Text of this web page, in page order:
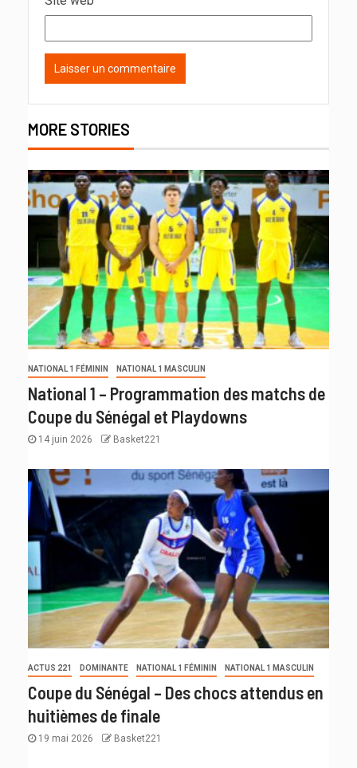
MORE STORIES
NATIONAL 1 FÉMININ NATIONAL 1 MASCULIN
National 1 – Programmation des matchs de
Coupe du Sénégal et Playdowns
14 juin 2026 Basket221
ACTUS 221 DOMINANTE NATIONAL 1 FÉMININ NATIONAL 1 MASCULIN
Coupe du Sénégal – Des chocs attendus en
huitièmes de finale
19 mai 2026 Basket221